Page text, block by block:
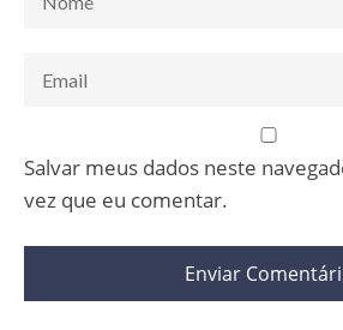
Salvar meus dados neste
vez que eu comentar.